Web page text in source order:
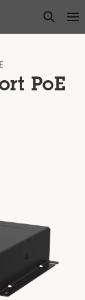
open
PoE